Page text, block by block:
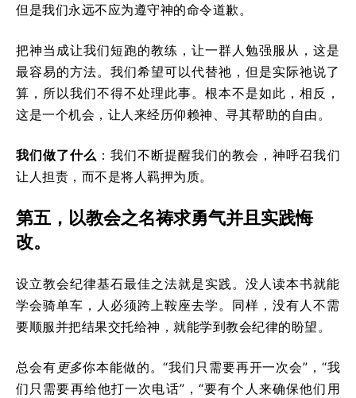
但是我们永远不应为遵守神的命令道歉。
把神当成让我们短跑的教练，让一群人勉强服从，这是
最容易的方法。我们希望可以代替祂，但是实际祂说了
算，所以我们不得不处理此事。根本不是如此，相反，
这是一个机会，让人来经历仰赖神、寻其帮助的自由。
我们做了什么 ：我们不断提醒我们的教会，神呼召我们
让人担责，而不是将人羁押为质。
第五，以教会之名祷求勇气并且实践悔
改。
设立教会纪律基石最佳之法就是实践。没人读本书就能
学会骑单车，人必须跨上鞍座去学。同样，没有人不需
要顺服并把结果交托给神，就能学到教会纪律的盼望。
总会有 更多你本能做的。“我们只需要再开一次会”，“我
们只需要再给他打一次电话”，“要有个人来确保他们用